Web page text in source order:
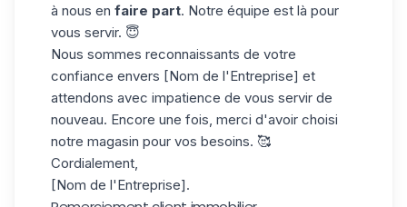
à nous en faire part. Notre équipe est là pour
vous servir. 😇
Nous sommes reconnaissants de votre
confiance envers [Nom de l'Entreprise] et
attendons avec impatience de vous servir de
nouveau. Encore une fois, merci d'avoir choisi
notre magasin pour vos besoins. 🥰
Cordialement,
[Nom de l'Entreprise].